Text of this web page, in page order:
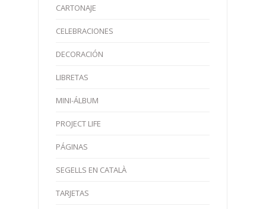
CARTONAJE
CELEBRACIONES
DECORACIÓN
LIBRETAS
MINI-ÁLBUM
PROJECT LIFE
PÁGINAS
SEGELLS EN CATALÀ
TARJETAS